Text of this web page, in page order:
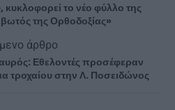
κυκλοφορεί το νέο φύλλο της
της Ορθοδοξίας»
άρθρο
Εθελοντές προσέφεραν
τροχαίου στην Λ. Ποσειδώνος